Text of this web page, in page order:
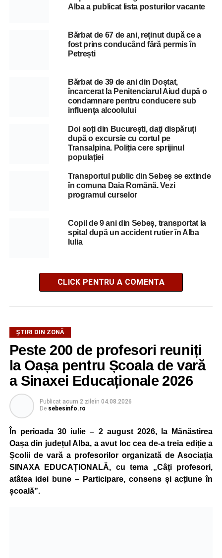
Alba a publicat lista posturilor vacante
Bărbat de 67 de ani, reținut după ce a
fost prins conducând fără permis în
Petrești
Bărbat de 39 de ani din Doștat,
încarcerat la Penitenciarul Aiud după o
condamnare pentru conducere sub
influența alcoolului
Doi soți din București, dați dispăruți
după o excursie cu cortul pe
Transalpina. Poliția cere sprijinul
populației
Transportul public din Sebeș se extinde
în comuna Daia Română. Vezi
programul curselor
Copil de 9 ani din Sebeș, transportat la
spital după un accident rutier în Alba
Iulia
CLICK PENTRU A COMENTA
ȘTIRI DIN ZONĂ
Peste 200 de profesori reuniți
la Oașa pentru Școala de vară
a Sinaxei Educaționale 2026
Publicat acum 2 zileîn 04.08.2026
De sebesinfo.ro
În perioada 30 iulie – 2 august 2026, la Mănăstirea
Oașa din județul Alba, a avut loc cea de-a treia ediție a
Școlii de vară a profesorilor organizată de Asociația
SINAXA EDUCAȚIONALĂ, cu tema „Câți profesori,
atâtea idei bune – Participare, consens și acțiune în
școală”.